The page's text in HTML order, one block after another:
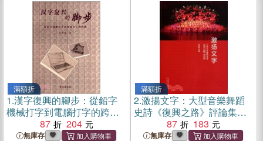
滿額折
1.漢字復興的腳步：從鉛字
機械打字到電腦打字的跨越
（簡體書）
87 204
無庫存
滿額折
2.激揚文字：大型音樂舞蹈
史詩《復興之路》評論集
（簡體書）
87 183
無庫存